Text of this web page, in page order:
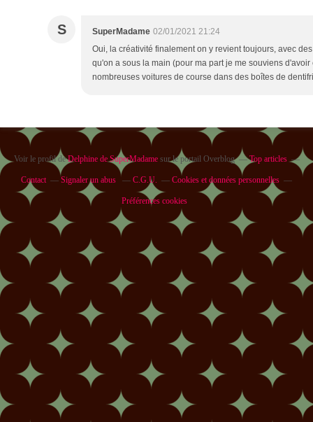
S SuperMadame 02/01/2021 21:24
Oui, la créativité finalement on y revient toujours, avec
qu'on a sous la main (pour ma part je me souviens
nombreuses voitures de course dans des boîtes de
Voir le profil deDelphine de SuperMadamesur le portail Overblog Top articles
Contact Signaler un abus C.G.U. Cookies et données personnelles
Préférences cookies